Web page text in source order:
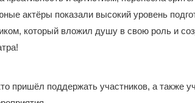
актёры показали высокий уровень
который вложил душу в свою роль и
пришёл поддержать участников, а также